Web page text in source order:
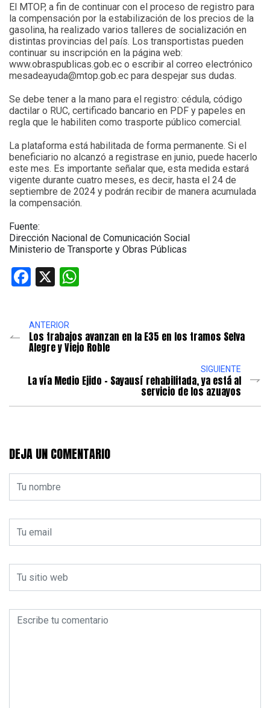
El MTOP, a fin de continuar con el proceso de registro para
la compensación por la estabilización de los precios de la
gasolina, ha realizado varios talleres de socialización en
distintas provincias del país. Los transportistas pueden
continuar su inscripción en la página web:
www.obraspublicas.gob.ec o escribir al correo electrónico
mesadeayuda@mtop.gob.ec para despejar sus dudas.
Se debe tener a la mano para el registro: cédula, código
dactilar o RUC, certificado bancario en PDF y papeles en
regla que le habiliten como trasporte público comercial.
La plataforma está habilitada de forma permanente. Si el
beneficiario no alcanzó a registrase en junio, puede hacerlo
este mes. Es importante señalar que, esta medida estará
vigente durante cuatro meses, es decir, hasta el 24 de
septiembre de 2024 y podrán recibir de manera acumulada
la compensación.
Fuente:
Dirección Nacional de Comunicación Social
Ministerio de Transporte y Obras Públicas
Facebook
X
ANTERIOR
Los trabajos avanzan en la E35 en los tramos Selva
Alegre y Viejo Roble
SIGUIENTE
La vía Medio Ejido – Sayausí rehabilitada, ya está al
servicio de los azuayos
DEJA UN COMENTARIO